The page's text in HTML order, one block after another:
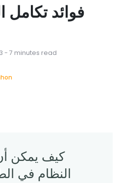
فوائد تكامل
- 7 minutes read
كيف يمكن
النظام في